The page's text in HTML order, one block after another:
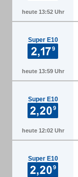
heute 13:52 Uhr
Super E10
heute 13:59 Uhr
Super E10
heute 12:02 Uhr
Super E10